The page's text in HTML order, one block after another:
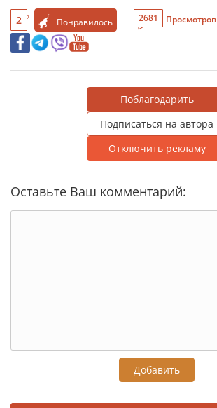
2 Понравилось 2681 Просмотров
Поблагодарить
Подписаться на автора
Отключить рекламу
Оставьте Ваш комментарий:
Добавить